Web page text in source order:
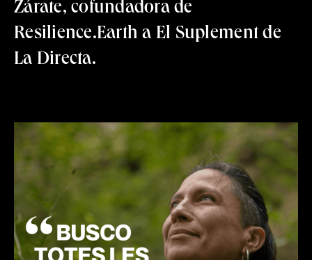
Zárate, cofundadora de
Resilience.Earth a El Suplement de
La Directa.